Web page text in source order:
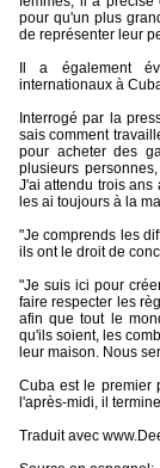
pour qu'un plus
de représenter leur
Il a également
internationaux à
Interrogé par la
sais comment
pour acheter des
plusieurs
J'ai attendu trois ans
les ai toujours à la
"Je comprends les
ils ont le droit de
"Je suis ici pour
faire respecter les
afin que tout le
qu'ils soient, les
leur maison. Nous
Cuba est le premier
l'après-midi, il
Traduit avec